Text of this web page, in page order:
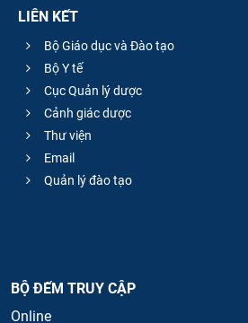
LIÊN KẾT
Bộ Giáo dục và Đào tạo
Bộ Y tế
Cục Quản lý dược
Cảnh giác dược
Thư viện
Email
Quản lý đào tạo
BỘ ĐẾM TRUY CẬP
Online